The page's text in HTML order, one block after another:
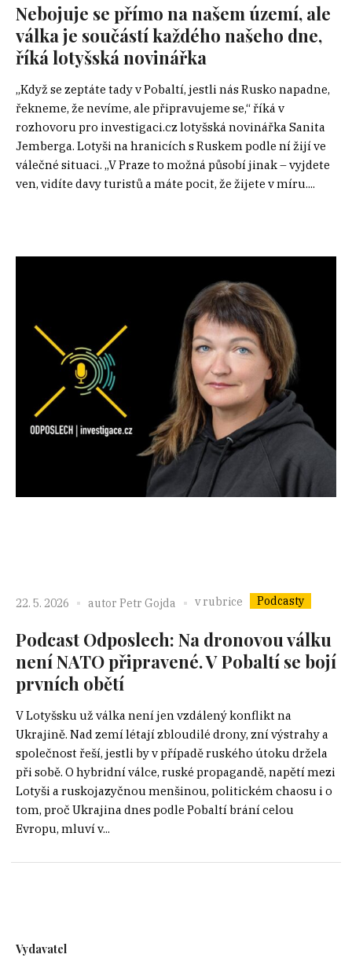
Nebojuje se přímo na našem území, ale
válka je součástí každého našeho dne,
říká lotyšská novinářka
„Když se zeptáte tady v Pobaltí, jestli nás Rusko napadne,
řekneme, že nevíme, ale připravujeme se,“ říká v
rozhovoru pro investigaci.cz lotyšská novinářka Sanita
Jemberga. Lotyši na hranicích s Ruskem podle ní žijí ve
válečné situaci. „V Praze to možná působí jinak – vyjdete
ven, vidíte davy turistů a máte pocit, že žijete v míru....
22. 5. 2026 autor Petr Gojda v rubrice Podcasty
Podcast Odposlech: Na dronovou válku
není NATO připravené. V Pobaltí se bojí
prvních obětí
V Lotyšsku už válka není jen vzdálený konflikt na
Ukrajině. Nad zemí létají zbloudilé drony, zní výstrahy a
společnost řeší, jestli by v případě ruského útoku držela
při sobě. O hybridní válce, ruské propagandě, napětí mezi
Lotyši a ruskojazyčnou menšinou, politickém chaosu i o
tom, proč Ukrajina dnes podle Pobaltí brání celou
Evropu, mluví v...
Vydavatel